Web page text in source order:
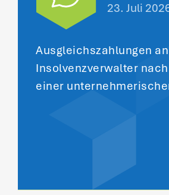
23. Juli
Ausgleichszahlungen
Insolvenzverwalter
einer